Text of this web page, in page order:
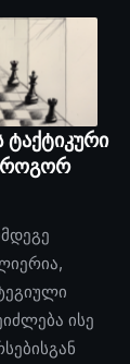
ტაქტიკური
როგორ
ისე